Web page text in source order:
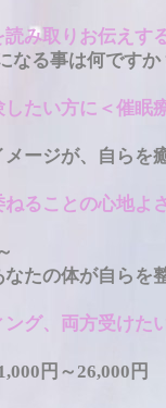
み取りお伝えす
なる事は何ですか
たい方に＜催眠
メージが、自らを
ることの心地よ
たの体が自らを
ング、両方受け
円～26,000円